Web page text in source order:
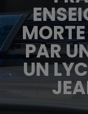
PAR
UN